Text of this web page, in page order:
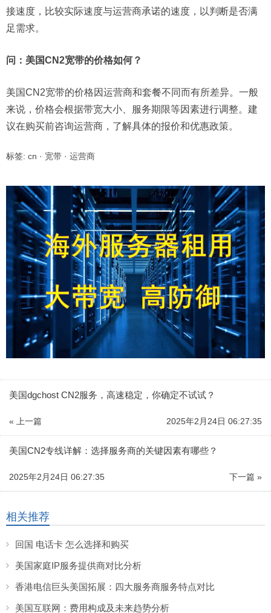
接速度，比较实际速度与运营商承诺的速度，以判断是否满
足需求。
问：美国CN2宽带的价格如何？
美国CN2宽带的价格因运营商和套餐不同而有所差异。一般
来说，价格会根据带宽大小、服务期限等因素进行调整。建
议在购买前咨询运营商，了解具体的报价和优惠政策。
标签: cn · 宽带 · 运营商
美国dgchost CN2服务，高速稳定，你确定不试试？
« 上一篇 2025年2月24日 06:27:35
美国CN2专线详解：选择服务商的关键因素有哪些？
下一篇 »
2025年2月24日 06:27:35
相关推荐
回国 电话卡 怎么选择和购买
美国家庭IP服务提供商对比分析
香港电信巨头美国拓展：四大服务商服务特点对比
美国互联网：费用构成及未来趋势分析